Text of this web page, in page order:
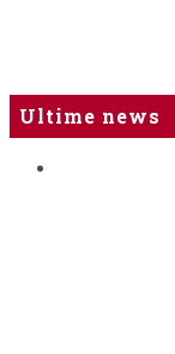
Ultime news